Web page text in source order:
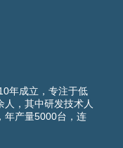
年成立，专注于低
，其中研发技术人
年产量5000台，连